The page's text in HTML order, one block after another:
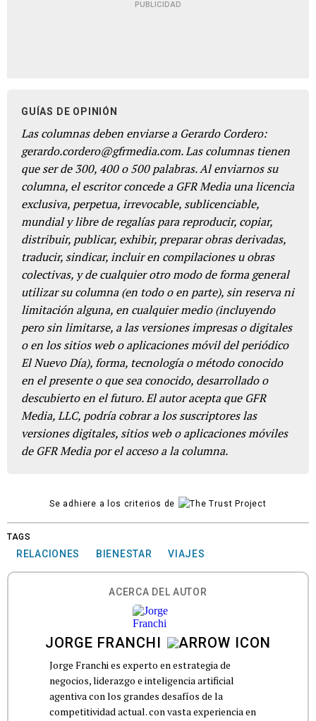
PUBLICIDAD
GUÍAS DE OPINIÓN
Las columnas deben enviarse a Gerardo Cordero:
gerardo.cordero@gfrmedia.com. Las columnas tienen
que ser de 300, 400 o 500 palabras. Al enviarnos su
columna, el escritor concede a GFR Media una licencia
exclusiva, perpetua, irrevocable, sublicenciable,
mundial y libre de regalías para reproducir, copiar,
distribuir, publicar, exhibir, preparar obras derivadas,
traducir, sindicar, incluir en compilaciones u obras
colectivas, y de cualquier otro modo de forma general
utilizar su columna (en todo o en parte), sin reserva ni
limitación alguna, en cualquier medio (incluyendo
pero sin limitarse, a las versiones impresas o digitales
o en los sitios web o aplicaciones móvil del periódico
El Nuevo Día), forma, tecnología o método conocido
en el presente o que sea conocido, desarrollado o
descubierto en el futuro. El autor acepta que GFR
Media, LLC, podría cobrar a los suscriptores las
versiones digitales, sitios web o aplicaciones móviles
de GFR Media por el acceso a la columna.
Se adhiere a los criterios de
TAGS
RELACIONES BIENESTAR VIAJES
ACERCA DEL AUTOR
JORGE FRANCHI
Jorge Franchi es experto en estrategia de
negocios, liderazgo e inteligencia artificial
agentiva con los grandes desafíos de la
competitividad actual. con vasta experiencia en